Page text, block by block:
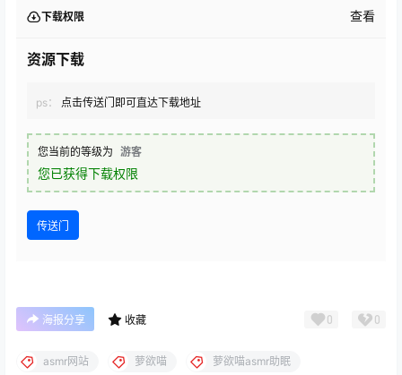
下载权限 查看
资源下载
ps： 点击传送门即可直达下载地址
您当前的等级为 游客
您已获得下载权限
传送门
海报分享 收藏 0 0
asmr网站 萝欲喵 萝欲喵asmr助眠